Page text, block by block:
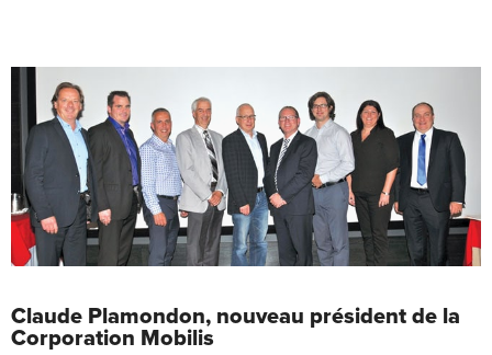
Claude Plamondon, nouveau président de la
Corporation Mobilis